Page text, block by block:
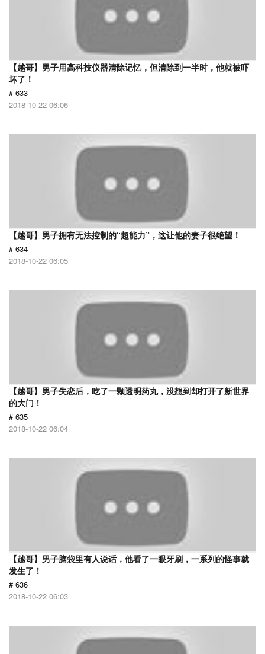
【越哥】男子用高科技仪器清除记忆，但清除到一半时，他就被吓
坏了！
# 633
2018-10-22 06:06
【越哥】男子拥有无法控制的“超能力”，这让他的妻子很绝望！
# 634
2018-10-22 06:05
【越哥】男子失恋后，吃了一颗透明药丸，没想到却打开了新世界
的大门！
# 635
2018-10-22 06:04
【越哥】男子脑袋里有人说话，他看了一眼牙刷，一系列的怪事就
发生了！
# 636
2018-10-22 06:03